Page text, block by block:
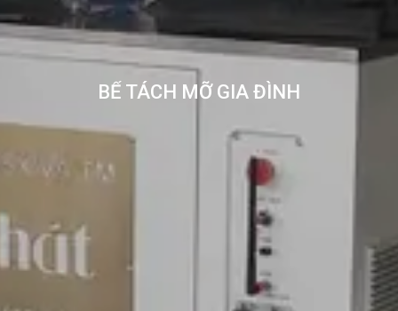
BỂ TÁCH MỠ GIA ĐÌNH